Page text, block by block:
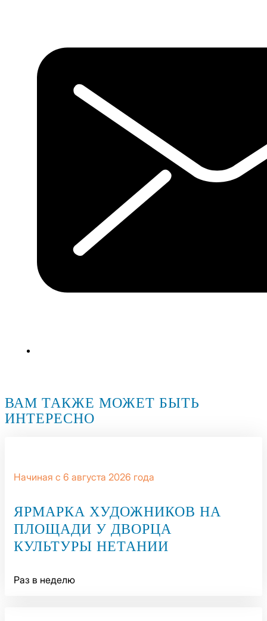
ВАМ ТАКЖЕ МОЖЕТ БЫТЬ
ИНТЕРЕСНО
Начиная с 6 августа 2026 года
ЯРМАРКА ХУДОЖНИКОВ НА
ПЛОЩАДИ У ДВОРЦА
КУЛЬТУРЫ НЕТАНИИ
Раз в неделю